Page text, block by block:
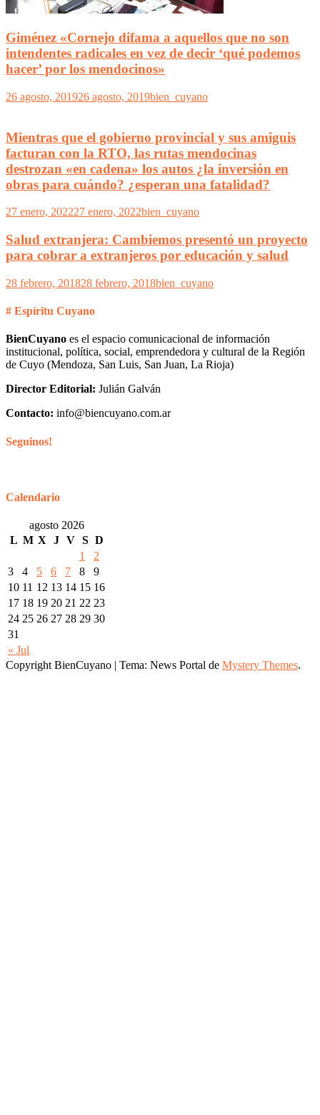
Giménez «Cornejo difama a aquellos que no son
intendentes radicales en vez de decir ‘qué podemos
hacer’ por los mendocinos»
26 agosto, 201926 agosto, 2019bien_cuyano
Mientras que el gobierno provincial y sus amiguis
facturan con la RTO, las rutas mendocinas
destrozan «en cadena» los autos ¿la inversión en
obras para cuándo? ¿esperan una fatalidad?
27 enero, 202227 enero, 2022bien_cuyano
Salud extranjera: Cambiemos presentó un proyecto
para cobrar a extranjeros por educación y salud
28 febrero, 201828 febrero, 2018bien_cuyano
# Espíritu Cuyano
BienCuyano es el espacio comunicacional de información
institucional, política, social, emprendedora y cultural de la Región
de Cuyo (Mendoza, San Luis, San Juan, La Rioja)
Director Editorial: Julián Galván
Contacto: info@biencuyano.com.ar
Seguinos!
Calendario
agosto 2026
L M X J V S D
« Jul
1
2
3
4 5 6 7 8
9
10 11 12 13 14 15 16
17 18 19 20 21 22 23
24 25 26 27 28 29 30
31
Copyright BienCuyano | Tema: News Portal de Mystery Themes.